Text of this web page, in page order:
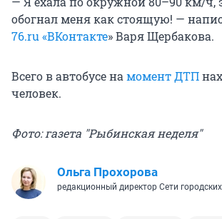
обогнал меня как стоящую! —
76.ru «ВКонтакте» Варя Щербакова.
Всего в автобусе намомент ДТП
человек.
Фото: газета "Рыбинская неделя"
Ольга Прохорова
редакционный директор Сети